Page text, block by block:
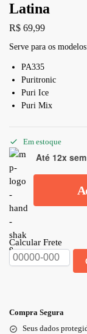
Latina
R$ 69,99
Serve para os
PA335
Puritronic
Puri Ice
Puri Mix
Em estoque
Até 12x
Calcular Frete
Compra Segura
Seus dados